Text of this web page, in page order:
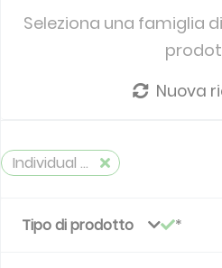
Seleziona una famiglia
Nuova
Individual device
Tipo di prodotto